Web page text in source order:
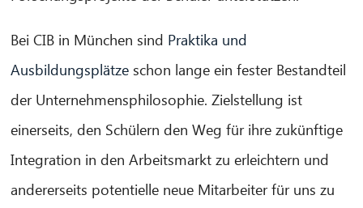
Bei CIB in München sind Praktika und
Ausbildungsplätze schon lange ein fester Bestandteil
der Unternehmensphilosophie. Zielstellung ist
einerseits, den Schülern den Weg für ihre zukünftige
Integration in den Arbeitsmarkt zu erleichtern und
andererseits potentielle neue Mitarbeiter für uns zu
¡Hola! ¿Qué puedo hacer por ti?